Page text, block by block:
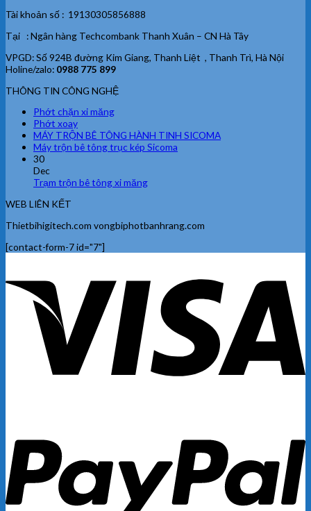
Tài khoản số : 19130305856888
Tại : Ngân hàng Techcombank Thanh Xuân – CN Hà Tây
VPGD: Số 924B đường Kim Giang, Thanh Liệt , Thanh Trì, Hà Nội
Holine/zalo: 0988 775 899
THÔNG TIN CÔNG NGHỆ
Phớt chặn xi măng
Phớt xoay
MÁY TRỘN BÊ TÔNG HÀNH TINH SICOMA
Máy trộn bê tông trục kép Sicoma
30
Dec
Trạm trộn bê tông xi măng
WEB LIÊN KẾT
Thietbihigitech.com vongbiphotbanhrang.com
[contact-form-7 id="7"]